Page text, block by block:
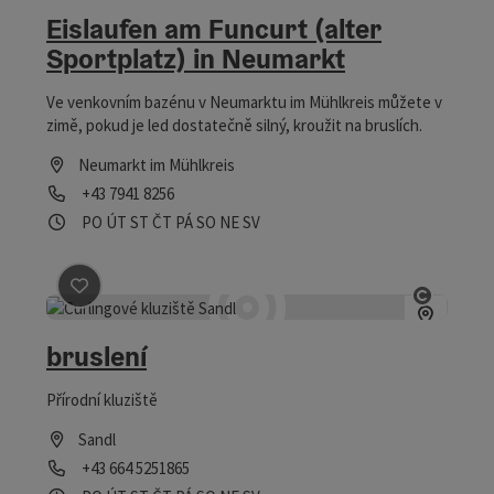
Eislaufen am Funcurt (alter
Sportplatz) in Neumarkt
Ve venkovním bazénu v Neumarktu im Mühlkreis můžete v
zimě, pokud je led dostatečně silný, kroužit na bruslích.
Neumarkt im Mühlkreis
telefon
+43 7941 8256
Otevírací doba
PO Otevřeno v pondělí
ÚT Otevřeno v úterý
ST Otevřeno ve středu
ČT Otevřeno ve čtvrtek
PÁOtevřeno v pátek
SO Otevřeno v sobotu
NEOtevřeno v neděli
SVOtevřeno o svátcích
otevřít
Označit příspěvek: bruslení
bruslení
Přírodní kluziště
Sandl
telefon
+43 664 5251865